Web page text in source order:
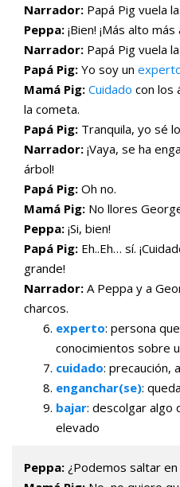
Narrador: Papá Pig vuela
Peppa: ¡Bien! ¡Más alto más
Narrador: Papá Pig vuela
Papá Pig: Yo soy un
Mamá Pig: Cuidado con los
la cometa.
Papá Pig: Tranquila, yo sé
Narrador: ¡Vaya, se ha
árbol!
Papá Pig: Oh no.
Mamá Pig: No llores
Peppa: ¡Si, bien!
Papá Pig: Eh..Eh… sí.
grande!
Narrador: A Peppa y a
charcos.
experto: persona
conocimientos sobre
cuidado: precaución,
enganchar(se):
bajar: descolgar algo
elevado
Peppa: ¿Podemos saltar